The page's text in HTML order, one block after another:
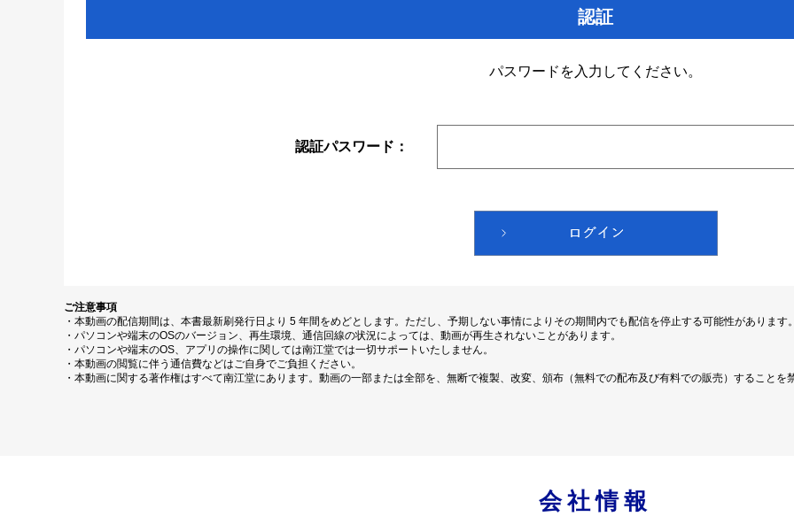
認証
パスワードを入力してください。
認証パスワード：
ご注意事項
・本動画の配信期間は、本書最新刷発行日より 5 年間をめどとします。ただし、予期しない事情によりその期間内でも配信を停止する可能性があります。
・パソコンや端末のOSのバージョン、再生環境、通信回線の状況によっては、動画が再生されないことがあります。
・パソコンや端末のOS、アプリの操作に関しては南江堂では一切サポートいたしません。
・本動画の閲覧に伴う通信費などはご自身でご負担ください。
・本動画に関する著作権はすべて南江堂にあります。動画の一部または全部を、無断で複製、改変、頒布（無料での配布及び有料での販売）することを
会社情報